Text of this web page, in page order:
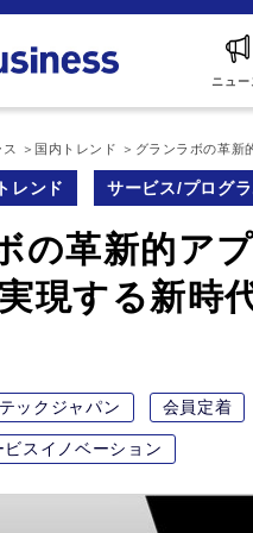
ニュー
国内トレンド グランラボの革新
レンド サービス/プログ
の革新的ア
現する新時
ックジャパン 会員定着
ビスイノベーション